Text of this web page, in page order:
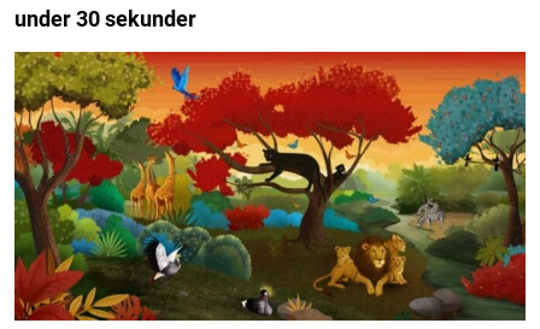
under 30 sekunder